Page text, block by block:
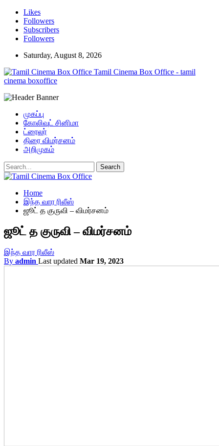
Likes
Followers
Subscribers
Followers
Saturday, August 8, 2026
Tamil Cinema Box Office - tamil
cinema boxoffice
முகப்பு
கோலிவுட் சினிமா
ட்ரைலர்
திரை விமர்சனம்
அறிமுகம்
Home
இந்த வார ரிலீஸ்
ஜூட் த குருவி – விமர்சனம்
ஜூட் த குருவி – விமர்சனம்
இந்த வார ரிலீஸ்
By admin Last updated Mar 19, 2023